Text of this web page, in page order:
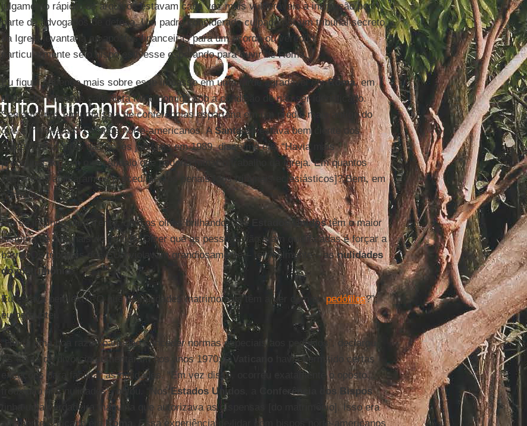
julgamento rápido; os arquivos estavam cada vez mais vulneráveis à intimação por
parte de advogados de defesa. Um padre considerado culpado por um tribunal secreto
da Igreja levantaria as apostas financeiras para um acordo ou veredito,
particularmente se o bispo estivesse esperando para ouvir de Roma.
Eu fiquei sabendo mais sobre esse impasse em uma tarde agradável emRoma, em
2002. Um influente canonista falou comigo sob a condição de não ser identificado.
Sentamo-nos em uma sala de conferências espartana em um prédio mais antigo do
que a maioria dos Estados norte-americanos. ASanta Séestava bem ciente dos
custos crescentes das ações judiciais em 1989, disse-me ele. “Havia mais
preocupação com o escândalo que poderia minar o trabalho da Igreja. Em quantos
casos eles aplicaram os procedimentos penais [dos tribunais eclesiásticos]? Bem, em
nenhum.”
Ele se inclinou para frente, com os olhos brilhando. “Os Estados Unidostêm o maior
sistema de tribunais do mundo. Dizer que as pessoas não eram qualificadas é forçar a
barra. Os tribunais dos EUA violavam grandiosamente – terrivelmente – asnulidades
do matrimônio.”
Eu estava perplexo. “O que as nulidades matrimoniais têm a ver com os pedófilos?”,
eu perguntei.
“Havia uma boa razão para não conceder normas especiais aos pedófilos”, declarou.
As taxas de divórcio aumentaram nos anos 1970; o Vaticano
havia permitido certas
exceções para facilitar as nulidades. “Em vez disso, ocorreu exatamente o oposto...
frouxidão nas nulidades”, bufou. “Nos Estados Unidos
Conferência dos Bispos
tinha uma verdadeira máquina que autorizava as dispensas [do matrimônio]. Isso era
altamente criticado em Roma
. Essa experiência de lidar com bispos norte-americanos